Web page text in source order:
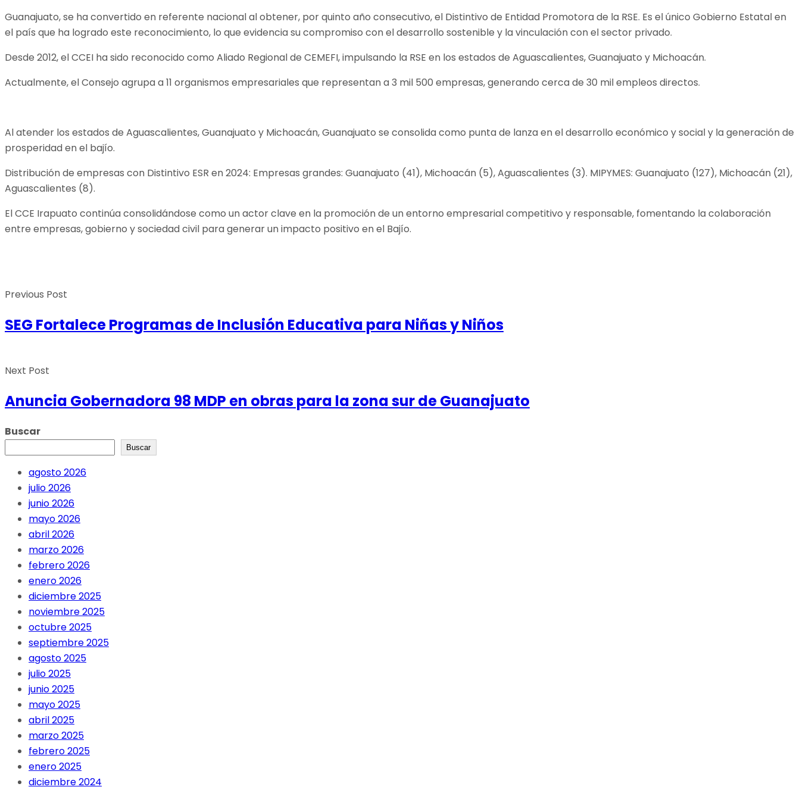
Guanajuato, se ha convertido en referente nacional al obtener, por quinto año consecutivo, el Distintivo de Entidad Promotora de la RSE. Es el único Gobierno Estatal en
el país que ha logrado este reconocimiento, lo que evidencia su compromiso con el desarrollo sostenible y la vinculación con el sector privado.
Desde 2012, el CCEI ha sido reconocido como Aliado Regional de CEMEFI, impulsando la RSE en los estados de Aguascalientes, Guanajuato y Michoacán.
Actualmente, el Consejo agrupa a 11 organismos empresariales que representan a 3 mil 500 empresas, generando cerca de 30 mil empleos directos.
Al atender los estados de Aguascalientes, Guanajuato y Michoacán, Guanajuato se consolida como punta de lanza en el desarrollo económico y social y la generación de
prosperidad en el bajío.
Distribución de empresas con Distintivo ESR en 2024: Empresas grandes: Guanajuato (41), Michoacán (5), Aguascalientes (3). MIPYMES: Guanajuato (127), Michoacán (21),
Aguascalientes (8).
El CCE Irapuato continúa consolidándose como un actor clave en la promoción de un entorno empresarial competitivo y responsable, fomentando la colaboración
entre empresas, gobierno y sociedad civil para generar un impacto positivo en el Bajío.
Previous Post
SEG Fortalece Programas de Inclusión Educativa para Niñas y Niños
Next Post
Anuncia Gobernadora 98 MDP en obras para la zona sur de Guanajuato
Buscar
Buscar
agosto 2026
julio 2026
junio 2026
mayo 2026
abril 2026
marzo 2026
febrero 2026
enero 2026
diciembre 2025
noviembre 2025
octubre 2025
septiembre 2025
agosto 2025
julio 2025
junio 2025
mayo 2025
abril 2025
marzo 2025
febrero 2025
enero 2025
diciembre 2024